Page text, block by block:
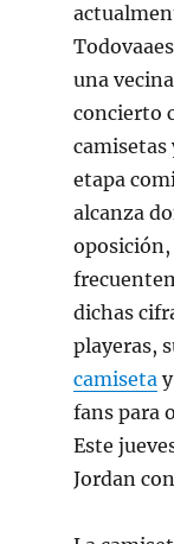
una
concierto
camisetas
etapa
alcanza
dichas
playeras,
camiseta
fans para
Este
Jordan